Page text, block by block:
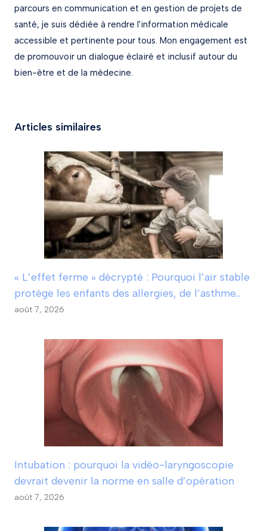
parcours en communication et en gestion de projets de
santé, je suis dédiée à rendre l'information médicale
accessible et pertinente pour tous. Mon engagement est
de promouvoir un dialogue éclairé et inclusif autour du
bien-être et de la médecine.
Articles similaires
« L’effet ferme » décrypté : Pourquoi l’air stable
protège les enfants des allergies, de l’asthme…
août 7, 2026
Intubation : pourquoi la vidéo-laryngoscopie
devrait devenir la norme en salle d’opération
août 7, 2026